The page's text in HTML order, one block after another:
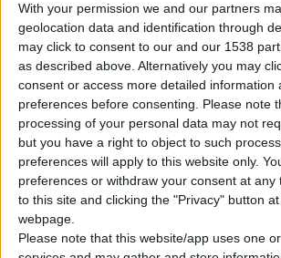
With your permission we and our partners
geolocation data and identification through
may click to consent to our and our 1538
as described above. Alternatively you may
consent or access more detailed information
preferences before consenting. Please note
processing of your personal data may not
but you have a right to object to such
preferences will apply to this website only.
preferences or withdraw your consent at any
to this site and clicking the "Privacy" button
webpage.
Please note that this website/app uses one
Την πιθανή υποχρέωση των
αμοιβήσε οργανισμό
δικαιωμάτων, όταν βάζουνμουσικήστο
η νομική σύμβουλος του Φ.Σ. Αττικής
στάθηκε η επίδοση ειδοποίησης
από τον Οργανισμό «Αυτοδιαχείριση»,
πνευματικά δικαιώματα των δημιουργών
αλλά δεν είναι η ΑΕΠΙ.
Όπως εξηγεί η ειδικός, ο νόμος
δεν
ποιοι χώροι (καταστήματα,